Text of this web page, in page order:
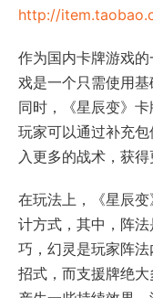
http://
作为国内卡牌游戏
戏是一个只需使用基
同时，《星辰变》卡
玩家可以通过补充
入更多的战术，获得
在玩法上，《星辰
计方式，其中，阵
巧，幻灵是玩家阵
招式，而支援牌绝